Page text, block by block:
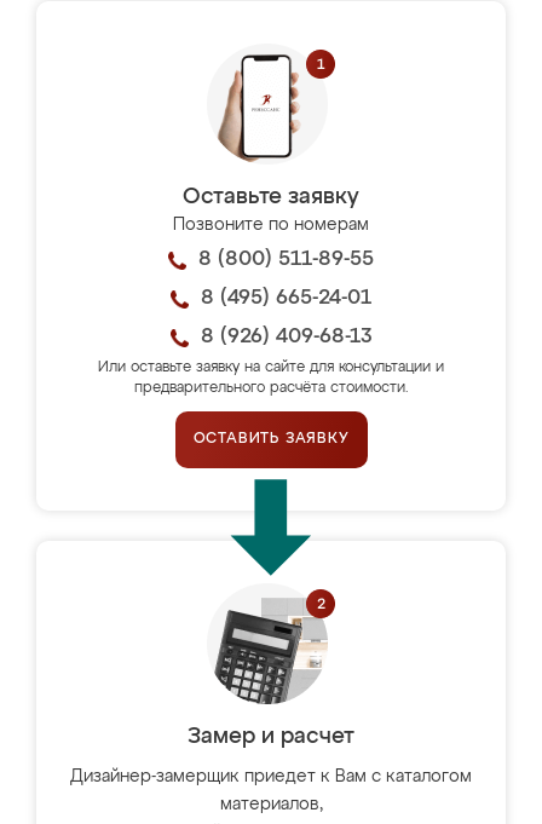
Оставьте заявку
Позвоните по номерам
8 (800) 511-89-55
8 (495) 665-24-01
8 (926) 409-68-13
Или оставьте заявку на сайте для консультации и
предварительного расчёта стоимости.
ОСТАВИТЬ ЗАЯВКУ
Замер и расчет
Дизайнер-замерщик приедет к Вам с каталогом
материалов,